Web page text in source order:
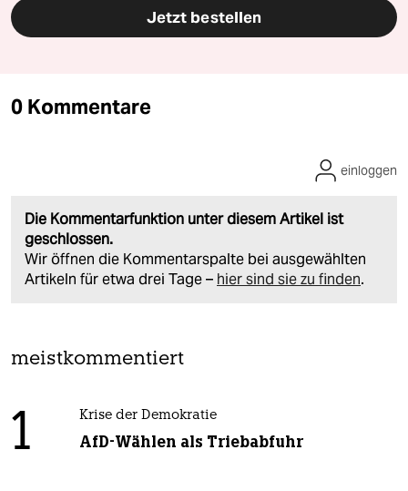
Jetzt bestellen
0 Kommentare
Die Kommentarfunktion unter diesem Artikel ist
geschlossen.
Wir öffnen die Kommentarspalte bei ausgewählten
Artikeln für etwa drei Tage – hier sind sie zu finden.
einloggen
meistkommentiert
1 Krise der Demokratie
AfD-Wählen als Triebabfuhr